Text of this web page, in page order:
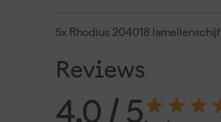
5x Rhodius 204018 lamellenschijf
Reviews
4.0 / 5